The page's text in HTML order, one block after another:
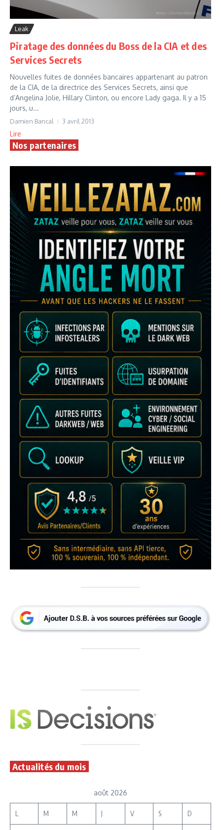
Leak
Piratage des données du Boss de la CIA et des
Services Secrets
Nouvelles fuites de données bancaires appartenant au patron
de la CIA, de la directrice des Services Secrets, ainsi que
d’Angelina Jolie, Hillary Clinton, ou encore Lady gaga. Il y a 15
jours, u...
Damien Bancal 3 avril 2013
Lire
Nos partenaires
Actualités du mois
août 2026
L M M J V S D